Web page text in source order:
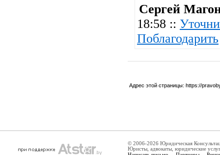
Сергей
18:58 ::
Поблагодарить
Адрес этой страницы: https://
© 2006-2026 Юридическая
Юристы, адвокаты, юридические